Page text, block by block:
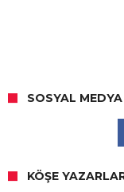
SOSYAL MEDYA
KÖŞE